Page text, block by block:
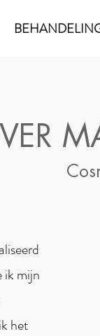
ik mijn
het